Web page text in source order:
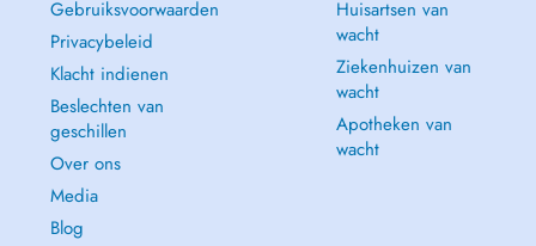
Gebruiksvoorwaarden
Privacybeleid
Klacht indienen
Beslechten van
geschillen
Over ons
Media
Blog
Huisartsen van
wacht
Ziekenhuizen van
wacht
Apotheken van
wacht